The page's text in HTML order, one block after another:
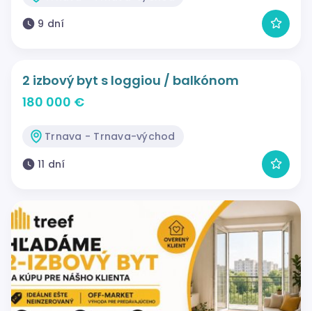
9 dní
2 izbový byt s loggiou / balkónom
180 000 €
Trnava - Trnava-východ
11 dní